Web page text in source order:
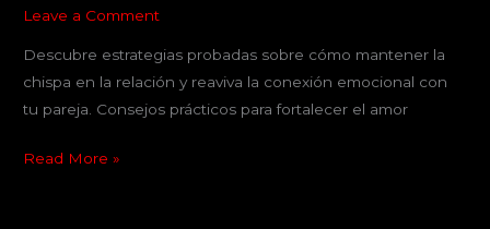
Leave a Comment
Descubre estrategias probadas sobre cómo mantener la
chispa en la relación y reaviva la conexión emocional con
tu pareja. Consejos prácticos para fortalecer el amor
Read More »